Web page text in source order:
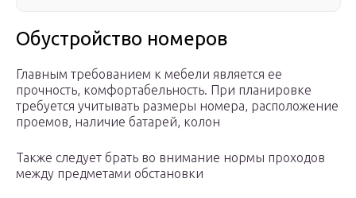
Обустройство номеров
Главным требованием к мебели является ее
прочность, комфортабельность. При планировке
требуется учитывать размеры номера, расположение
проемов, наличие батарей, колон
Также следует брать во внимание нормы проходов
между предметами обстановки